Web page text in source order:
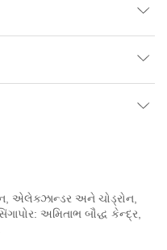
એલેક્ઝાન્ડર અને ચોડ્રોન,
અમિતાભ બૌદ્ધ કેન્દ્ર,